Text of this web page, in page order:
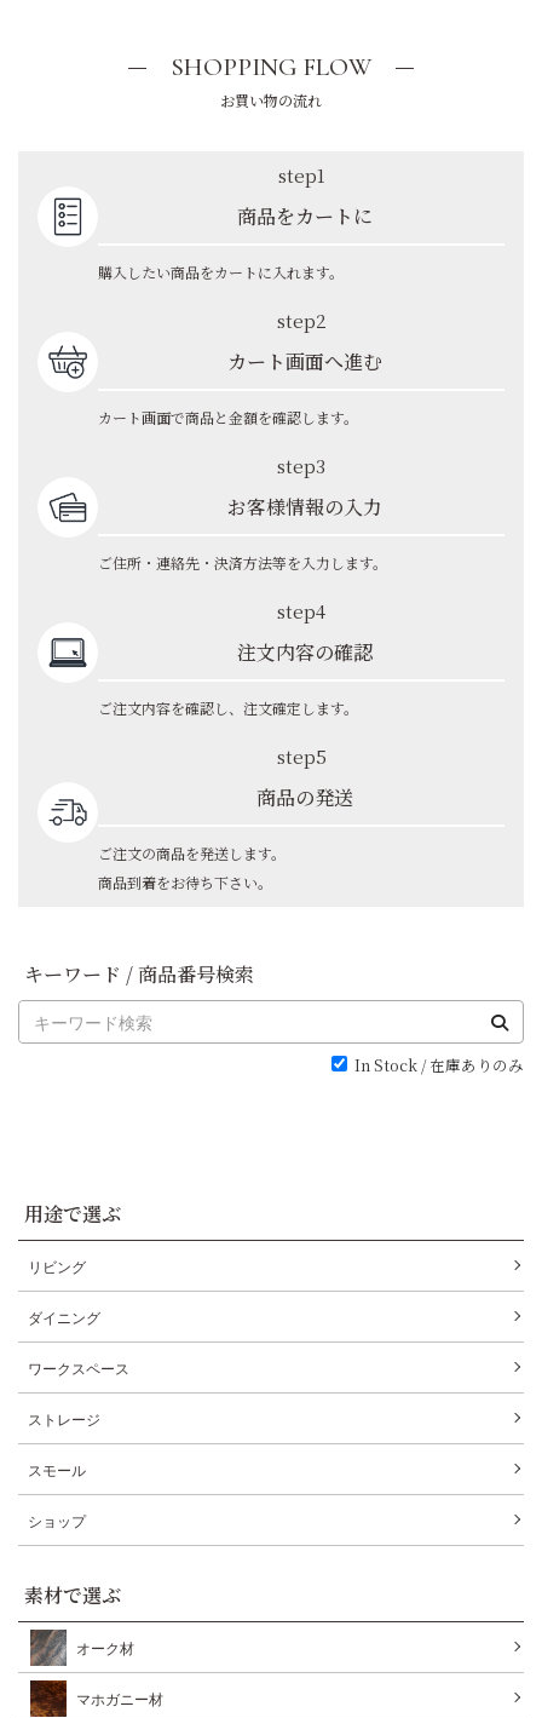
SHOPPING FLOW
お買い物の流れ
step1
商品をカートに
購入したい商品をカートに入れます。
step2
カート画面へ進む
カート画面で商品と金額を確認します。
step3
お客様情報の入力
ご住所・連絡先・決済方法等を入力します。
step4
注文内容の確認
ご注文内容を確認し、注文確定します。
step5
商品の発送
ご注文の商品を発送します。
商品到着をお待ち下さい。
キーワード / 商品番号検索
In Stock / 在庫ありのみ
用途で選ぶ
リビング
ダイニング
ワークスペース
ストレージ
スモール
ショップ
素材で選ぶ
オーク材
マホガニー材